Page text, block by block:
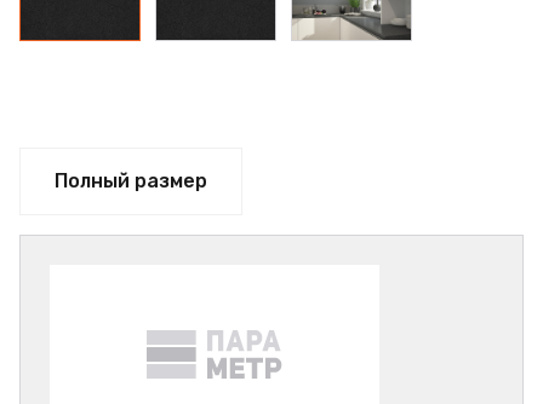
Полный размер